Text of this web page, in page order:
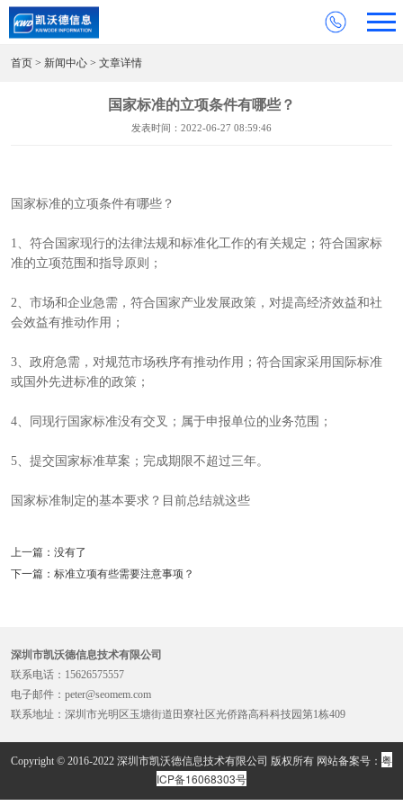
首页 > 新闻中心 > 文章详情
国家标准的立项条件有哪些？
发表时间：2022-06-27 08:59:46
国家标准的立项条件有哪些？
1、符合国家现行的法律法规和标准化工作的有关规定；符合国家标
准的立项范围和指导原则；
2、市场和企业急需，符合国家产业发展政策，对提高经济效益和社
会效益有推动作用；
3、政府急需，对规范市场秩序有推动作用；符合国家采用国际标准
或国外先进标准的政策；
4、同现行国家标准没有交叉；属于申报单位的业务范围；
5、提交国家标准草案；完成期限不超过三年。
国家标准制定的基本要求？目前总结就这些
上一篇：没有了
下一篇：标准立项有些需要注意事项？
深圳市凯沃德信息技术有限公司
联系电话：15626575557
电子邮件：peter@seomem.com
联系地址：深圳市光明区玉塘街道田寮社区光侨路高科科技园第1栋409
Copyright © 2016-2022 深圳市凯沃德信息技术有限公司 版权所有 网站备案号： 粤
ICP备16068303号